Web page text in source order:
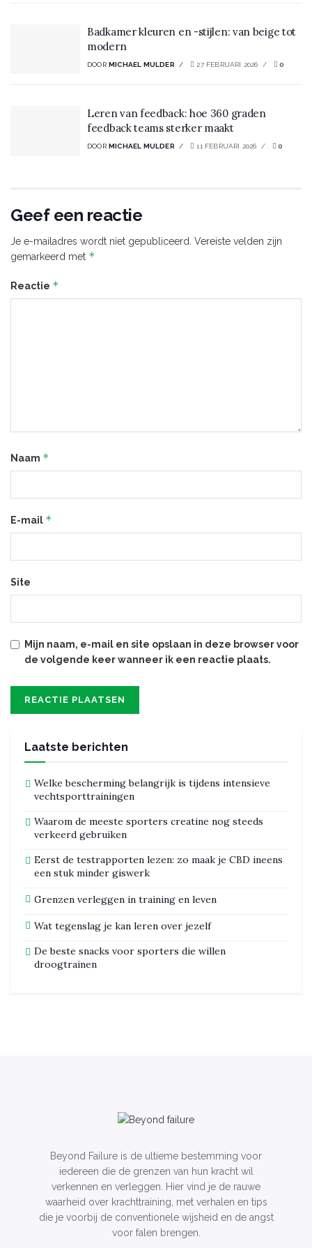
Badkamer kleuren en -stijlen: van beige tot
modern
DOOR MICHAEL MULDER 27 FEBRUARI 2026 0
Leren van feedback: hoe 360 graden
feedback teams sterker maakt
DOOR MICHAEL MULDER 11 FEBRUARI 2026 0
Geef een reactie
Je e-mailadres wordt niet gepubliceerd. Vereiste velden zijn
gemarkeerd met *
Reactie *
Naam *
E-mail *
Site
Mijn naam, e-mail en site opslaan in deze browser voor
de volgende keer wanneer ik een reactie plaats.
Laatste berichten
Welke bescherming belangrijk is tijdens intensieve
vechtsporttrainingen
Waarom de meeste sporters creatine nog steeds
verkeerd gebruiken
Eerst de testrapporten lezen: zo maak je CBD ineens
een stuk minder giswerk
Grenzen verleggen in training en leven
Wat tegenslag je kan leren over jezelf
De beste snacks voor sporters die willen
droogtrainen
Beyond Failure is de ultieme bestemming voor
iedereen die de grenzen van hun kracht wil
verkennen en verleggen. Hier vind je de rauwe
waarheid over krachttraining, met verhalen en tips
die je voorbij de conventionele wijsheid en de angst
voor falen brengen.